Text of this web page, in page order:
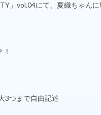
」vol.04にて、夏織ちゃん
3つまで自由記述